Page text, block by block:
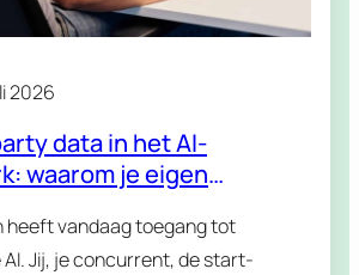
2026
data in het AI-
waarom je eigen
heeft vandaag toegang tot
Jij, je concurrent, de start-